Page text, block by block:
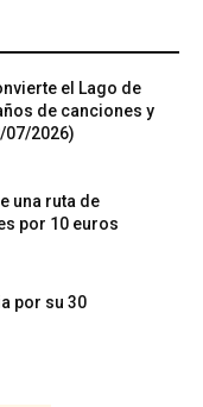
el Lago de
de canciones y
2026)
una ruta de
por 10 euros
por su 30